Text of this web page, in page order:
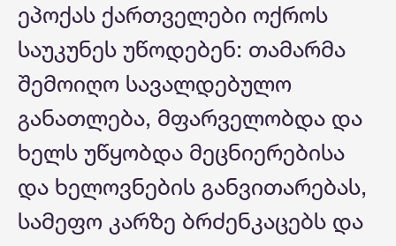
ეპოქას ქართველები ოქროს
საუკუნეს უწოდებენ: თამარმა
შემოიღო სავალდებულო
განათლება, მფარველობდა და
ხელს უწყობდა მეცნიერებისა
და ხელოვნების განვითარებას,
სამეფო კარზე ბრძენკაცებს და